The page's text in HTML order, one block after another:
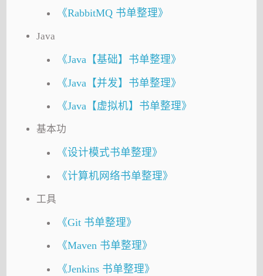
《RabbitMQ 书单整理》
Java
《Java【基础】书单整理》
《Java【并发】书单整理》
《Java【虚拟机】书单整理》
基本功
《设计模式书单整理》
《计算机网络书单整理》
工具
《Git 书单整理》
《Maven 书单整理》
《Jenkins 书单整理》